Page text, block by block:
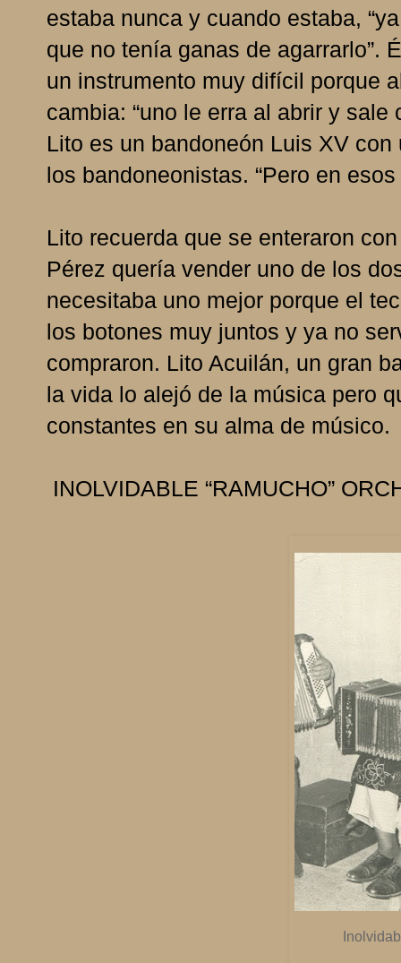
estaba nunca y cuando estaba,
que no tenía ganas de agarrarlo”.
un instrumento muy difícil porque
cambia: “uno le erra al abrir y
Lito es un bandoneón Luis XV
los bandoneonistas. “Pero en
Lito recuerda que se enteraron
Pérez quería vender uno de los
necesitaba uno mejor porque el
los botones muy juntos y ya no
compraron. Lito Acuilán, un gran
la vida lo alejó de la música pero
constantes en su alma de músico.
INOLVIDABLE “RAMUCHO”